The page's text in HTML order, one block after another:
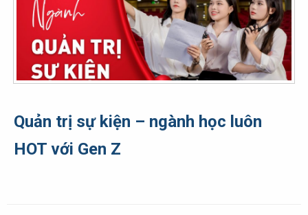
Quản trị sự kiện – ngành học luôn
HOT với Gen Z